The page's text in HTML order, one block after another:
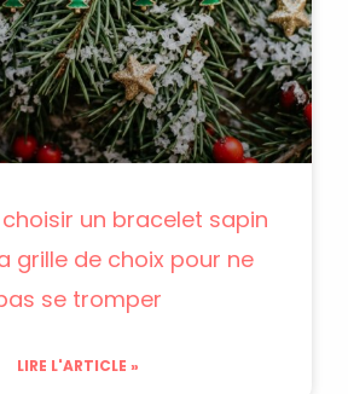
un bracelet sapin
grille de choix pour ne
se tromper
LIRE L'ARTICLE »